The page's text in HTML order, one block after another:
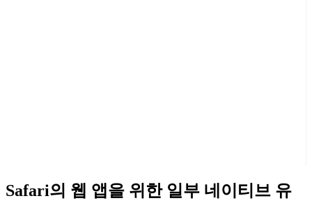
Safari의 웹 앱을 위한 일부 네이티브 유